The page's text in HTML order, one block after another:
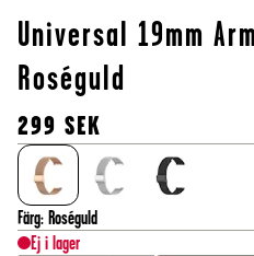
Universal 19mm
Roséguld
299 SEK
Färg: Roséguld
Ej i lager